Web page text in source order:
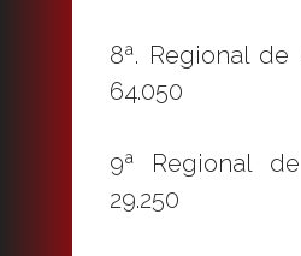
8ª. Regional de
64.050
9ª Regional
29.250